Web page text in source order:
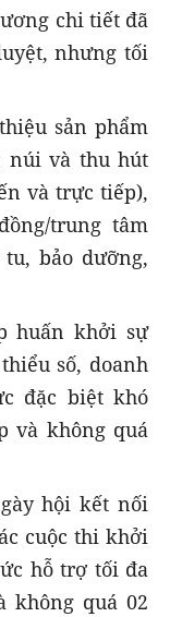
chi tiết đã
nhưng tối
sản phẩm
núi và thu hút
và trực tiếp),
trung tâm
bảo dưỡng,
huấn khởi sự
số, doanh
đặc biệt khó
và không quá
hội kết nối
cuộc thi khởi
hỗ trợ tối đa
không quá 02